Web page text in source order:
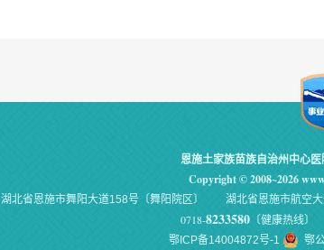
恩施土家族苗族自治州中心医
Copyright © 2008~2026
湖北省恩施市舞阳大道158号〔舞阳院区〕 湖北省恩施市航空
0718-8233580〔健康热线
鄂ICP备14004872号-1
鄂